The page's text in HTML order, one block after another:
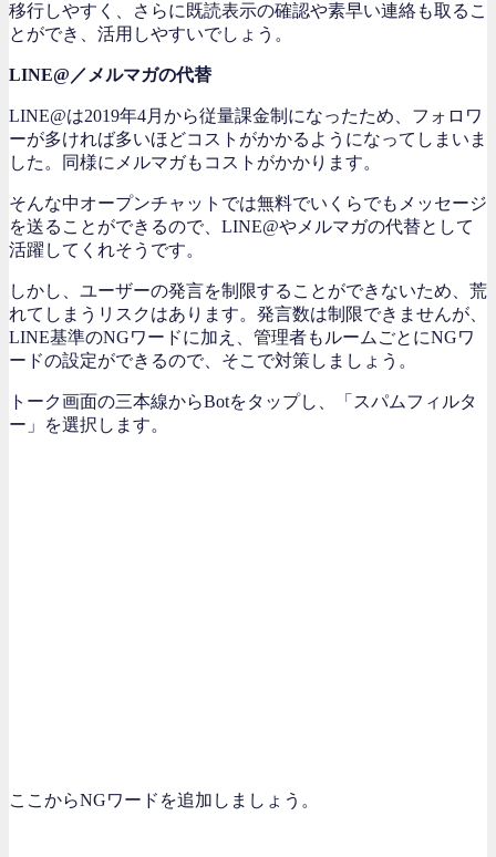
移行しやすく、さらに既読表示の確認や素早い連絡も取るこ
とができ、活用しやすいでしょう。
LINE@／メルマガの代替
LINE@は2019年4月から従量課金制になったため、フォロワ
ーが多ければ多いほどコストがかかるようになってしまいま
した。同様にメルマガもコストがかかります。
そんな中オープンチャットでは無料でいくらでもメッセージ
を送ることができるので、LINE@やメルマガの代替として
活躍してくれそうです。
しかし、ユーザーの発言を制限することができないため、荒
れてしまうリスクはあります。発言数は制限できませんが、
LINE基準のNGワードに加え、管理者もルームごとにNGワ
ードの設定ができるので、そこで対策しましょう。
トーク画面の三本線からBotをタップし、「スパムフィルタ
ー」を選択します。
ここからNGワードを追加しましょう。